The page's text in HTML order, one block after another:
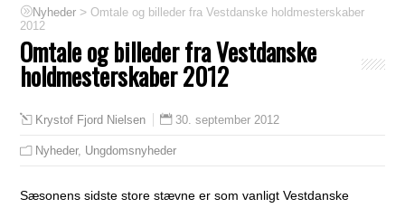
Nyheder >Omtale og billeder fra Vestdanske holdmesterskaber
2012
Omtale og billeder fra Vestdanske
holdmesterskaber 2012
Krystof Fjord Nielsen 30. september 2012
Nyheder, Ungdomsnyheder
Sæsonens sidste store stævne er som vanligt Vestdanske